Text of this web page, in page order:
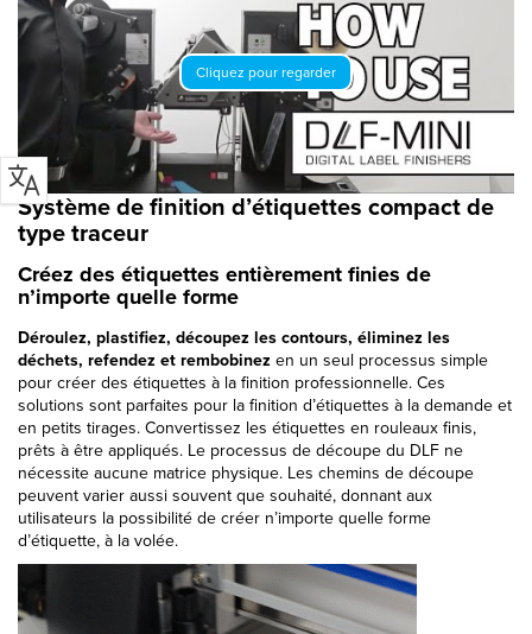
Système de finition d’étiquettes compact de
type traceur
Créez des étiquettes entièrement finies de
n’importe quelle forme
Déroulez, plastifiez, découpez les contours, éliminez les
déchets, refendez et rembobinez en un seul processus simple
pour créer des étiquettes à la finition professionnelle. Ces
solutions sont parfaites pour la finition d’étiquettes à la demande et
en petits tirages. Convertissez les étiquettes en rouleaux finis,
prêts à être appliqués. Le processus de découpe du DLF ne
nécessite aucune matrice physique. Les chemins de découpe
peuvent varier aussi souvent que souhaité, donnant aux
utilisateurs la possibilité de créer n’importe quelle forme
d’étiquette, à la volée.